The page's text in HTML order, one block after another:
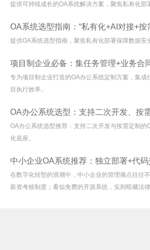
提供可持续成长的OA系统解决方案，聚焦私有化
OA系统选型指南：“私有化+AI对接+
提供OA系统选型指南，聚焦私有化部署保障数据
项目制企业必备：集任务管理+业务合
专为项目制企业打造的OA办公系统定制方案，集
目执行效率。
OA办公系统选型：支持二次开发、按
OA办公系统选型推荐：支持二次开发与按需定制
化底座。
中小企业OA系统推荐：独立部署+代
在数字化转型的浪潮中，中小企业的管理痛点往往
薪资考核制度；看似免费的开源系统，实则暗藏法